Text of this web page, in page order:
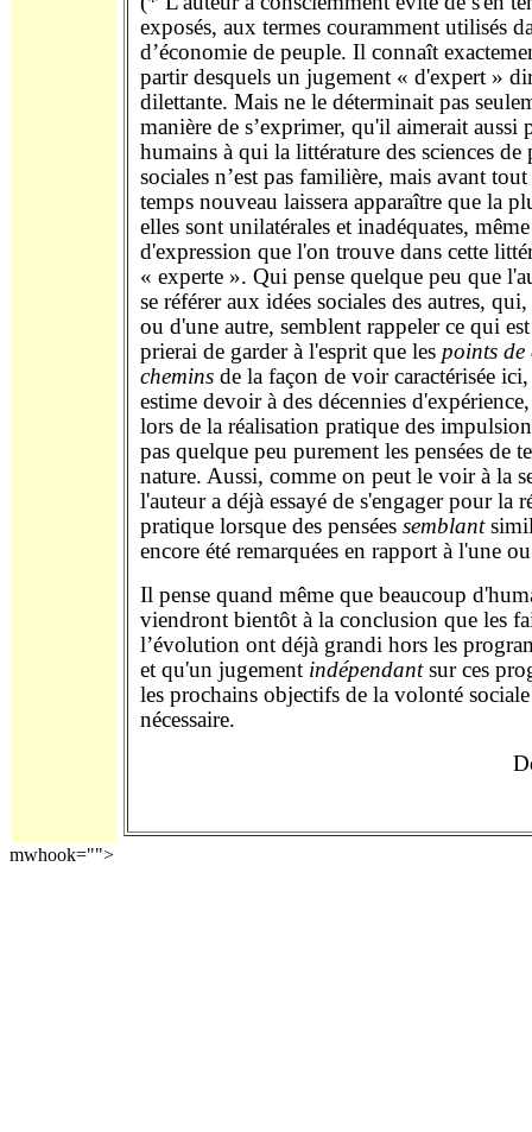
exposés, aux termes couramment utilisés
d’économie de peuple. Il connaît
partir desquels un jugement « d'expert »
dilettante. Mais ne le déterminait pas
manière de s’exprimer, qu'il aimerait aussi
humains à qui la littérature des sciences de
sociales n’est pas familière, mais avant
temps nouveau laissera apparaître que la
elles sont unilatérales et inadéquates,
d'expression que l'on trouve dans cette
« experte ». Qui pense quelque peu que
se référer aux idées sociales des autres,
ou d'une autre, semblent rappeler ce qui
prierai de garder à l'esprit que les points de
chemins de la façon de voir caractérisée
estime devoir à des décennies
lors de la réalisation pratique des
pas quelque peu purement les pensées de
nature. Aussi, comme on peut le voir à la
l'auteur a déjà essayé de s'engager pour la
pratique lorsque des pensées semblant
encore été remarquées en rapport à l'une
Il pense quand même que beaucoup
viendront bientôt à la conclusion que les
l’évolution ont déjà grandi hors les
et qu'un jugement indépendantsur ces
les prochains objectifs de la volonté
nécessaire.
mwhook="">